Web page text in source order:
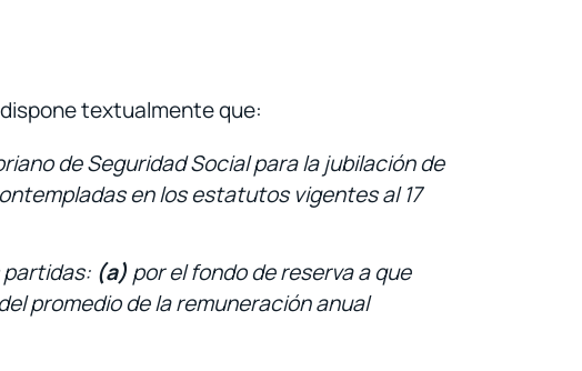
textualmente que:
de Seguridad Social para la jubilación de
en los estatutos vigentes al 17
partidas: (a) por el fondo de reserva a que
promedio de la remuneración anual